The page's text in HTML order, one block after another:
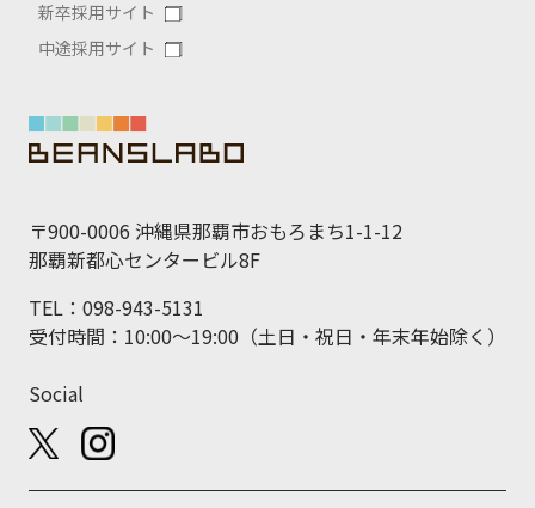
新卒採用サイト
中途採用サイト
〒900-0006 沖縄県那覇市おもろまち1-1-12
那覇新都心センタービル8F
TEL：098-943-5131
受付時間：10:00～19:00（土日・祝日・年末年始除く）
Social